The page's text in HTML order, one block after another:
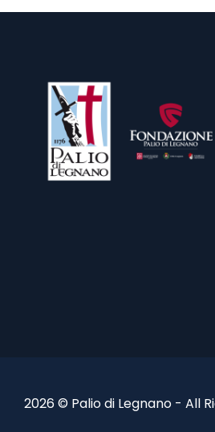
2026 © Palio di Legnano - All